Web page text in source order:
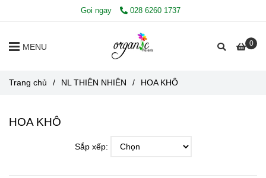
Gọi ngay 028 6260 1737
0
MENU
Trang chủ / NL THIÊN NHIÊN / HOA KHÔ
HOA KHÔ
Sắp xếp: